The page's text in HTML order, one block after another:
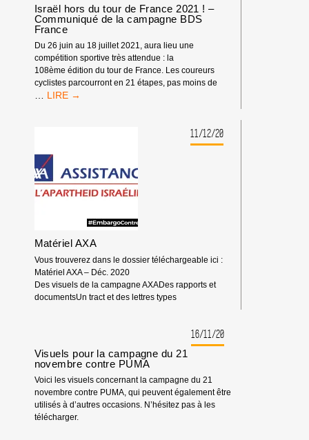
Israël hors du tour de France 2021 ! –
Communiqué de la campagne BDS
France
Du 26 juin au 18 juillet 2021, aura lieu une
compétition sportive très attendue : la
108ème édition du tour de France. Les coureurs
cyclistes parcourront en 21 étapes, pas moins de
… ISRAËL
FRANCE
2021
!
–
CAMPAGNE
BDS
FRANCE
11/12/20
Matériel AXA
Vous trouverez dans le dossier téléchargeable ici :
Matériel AXA – Déc. 2020
Des visuels de la campagne AXADes rapports et
documentsUn tract et des lettres types
16/11/20
Visuels pour la campagne du 21
novembre contre PUMA
Voici les visuels concernant la campagne du 21
novembre contre PUMA, qui peuvent également être
utilisés à d’autres occasions. N’hésitez pas à les
télécharger.